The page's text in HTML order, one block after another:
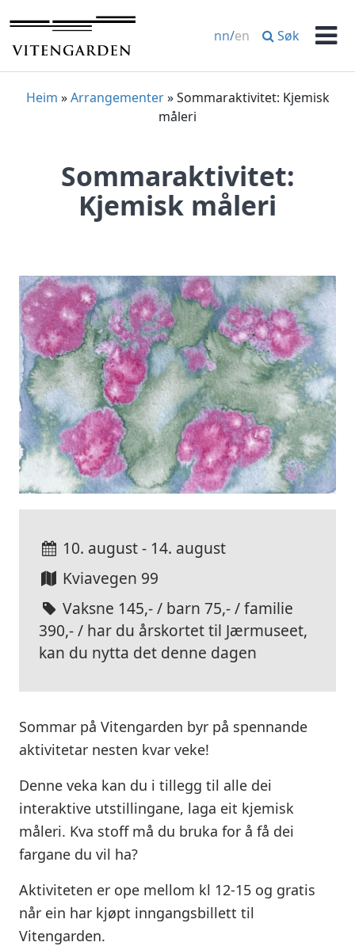
til
innhold
nn/en Søk
Heim »Arrangementer»Sommaraktivitet: Kjemisk
måleri
Sommaraktivitet:
Kjemisk måleri
10. august - 14. august
Kviavegen 99
Vaksne 145,- / barn 75,- / familie
390,- / har du årskortet til Jærmuseet,
kan du nytta det denne dagen
Sommar på Vitengarden byr på spennande
aktivitetar nesten kvar veke!
Denne veka kan du i tillegg til alle dei
interaktive utstillingane, laga eit kjemisk
måleri. Kva stoff må du bruka for å få dei
fargane du vil ha?
Aktiviteten er ope mellom kl 12-15 og gratis
når ein har kjøpt inngangsbillett til
Vitengarden.